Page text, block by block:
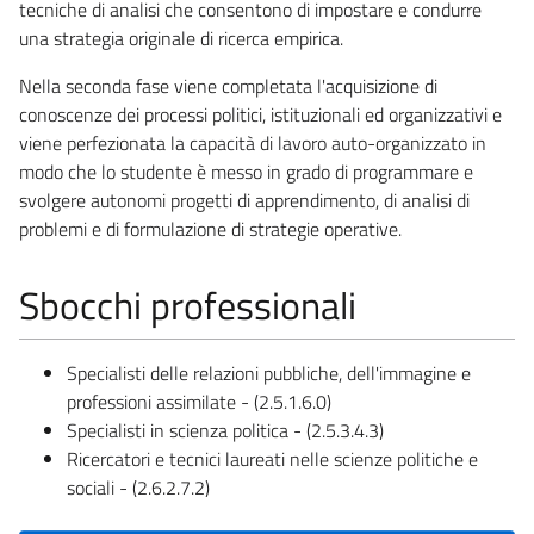
tecniche di analisi che consentono di impostare e condurre
una strategia originale di ricerca empirica.
Nella seconda fase viene completata l'acquisizione di
conoscenze dei processi politici, istituzionali ed organizzativi e
viene perfezionata la capacità di lavoro auto-organizzato in
modo che lo studente è messo in grado di programmare e
svolgere autonomi progetti di apprendimento, di analisi di
problemi e di formulazione di strategie operative.
Sbocchi professionali
Specialisti delle relazioni pubbliche, dell'immagine e
professioni assimilate - (2.5.1.6.0)
Specialisti in scienza politica - (2.5.3.4.3)
Ricercatori e tecnici laureati nelle scienze politiche e
sociali - (2.6.2.7.2)